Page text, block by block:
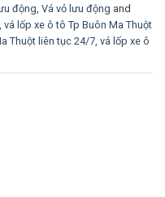
động, Vá vỏ lưu động and
, vá lốp xe ô tô Tp Buôn Ma Thuột
Thuột liên tục 24/7, vá lốp xe ô